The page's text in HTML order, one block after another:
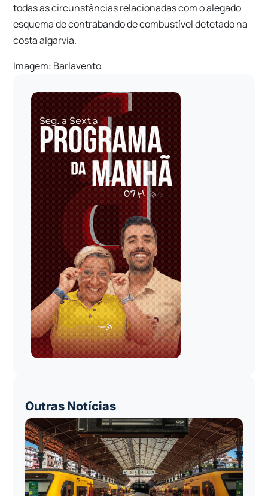
todas as circunstâncias relacionadas com o alegado
esquema de contrabando de combustível detetado na
costa algarvia.
Imagem: Barlavento
Outras Notícias